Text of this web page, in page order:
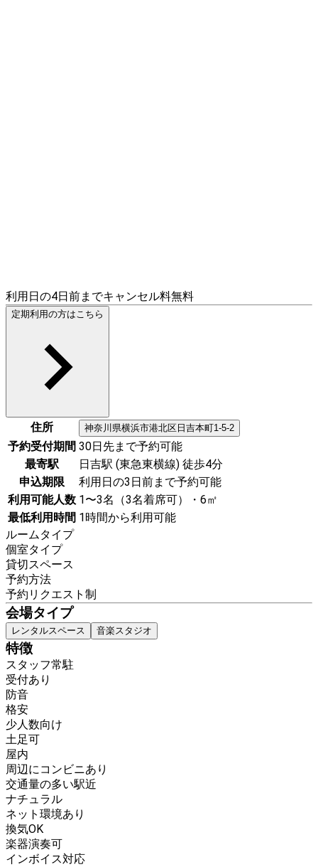
利用日の4日前までキャンセル料無料
定期利用の方はこちら
住所 神奈川県横浜市港北区 日吉本町1-5-2
予約受付期間 30日先まで予約可能
最寄駅
日吉駅 (東急東横線) 徒歩4分
申込期限
利用日の3日前まで予約可能
利用可能人数 1〜3名（3名着席可）・6㎡
最低利用時間 1時間から利用可能
ルームタイプ
個室タイプ
貸切スペース
予約方法
予約リクエスト制
会場タイプ
レンタルスペース 音楽スタジオ
特徴
スタッフ常駐
受付あり
防音
格安
少人数向け
土足可
屋内
周辺にコンビニあり
交通量の多い駅近
ナチュラル
ネット環境あり
換気OK
楽器演奏可
インボイス対応